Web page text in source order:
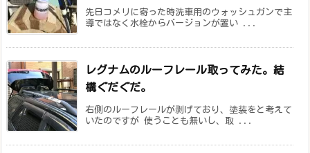
先日コメリに寄った時洗車用のウォッシュガンで主
導ではなく水栓からバージョンが置い ...
レグナムのルーフレール取ってみた。結
構ぐだぐだ。
右側のルーフレールが剥げており、塗装をと考えて
いたのですが 使うことも無いし、取 ...